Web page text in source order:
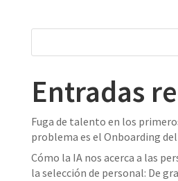
Entradas
Fuga de talento en los
problema es el Onboarding
Cómo la IA nos acerca a las
la selección de personal: De